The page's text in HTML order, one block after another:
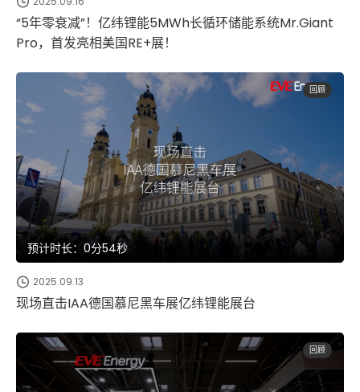
“5年零衰减”！亿纬锂能5MWh长循环储能系统Mr.Giant
Pro，首发亮相美国RE+展！
回顾
预计时长：0分54秒
2025.09.13
现场直击IAA德国慕尼黑车展亿纬锂能展台
回顾